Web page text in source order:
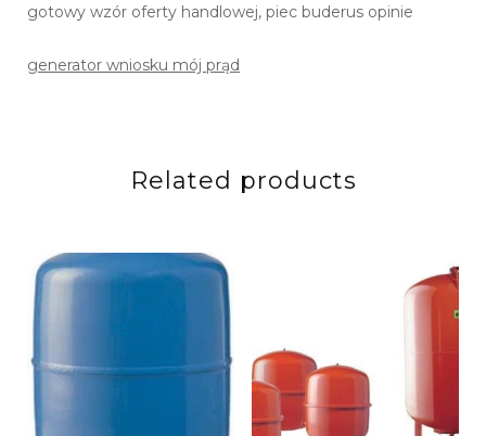
gotowy wzór oferty handlowej, piec buderus opinie
generator wniosku mój prąd
Related products